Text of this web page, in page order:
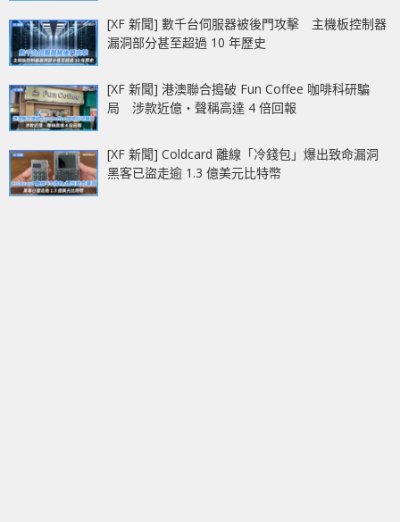
[XF 新聞] 數千台伺服器被後門攻擊 主機板控制器
漏洞部分甚至超過 10 年歷史
[XF 新聞] 港澳聯合搗破 Fun Coffee 咖啡科研騙
局 涉款近億‧聲稱高達 4 倍回報
[XF 新聞] Coldcard 離線「冷錢包」爆出致命漏洞
黑客已盜走逾 1.3 億美元比特幣